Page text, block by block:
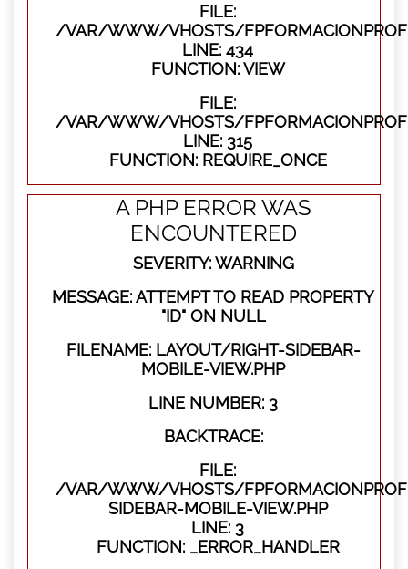
FILE:
/VAR/WWW/VHOSTS/
LINE: 434
FUNCTION: VIEW
FILE:
/VAR/WWW/VHOSTS/
LINE: 315
FUNCTION: REQUIRE_ONCE
A PHP ERROR WAS
ENCOUNTERED
SEVERITY: WARNING
MESSAGE: ATTEMPT TO READ PROPERTY
"ID" ON NULL
FILENAME: LAYOUT/RIGHT-SIDEBAR-
MOBILE-VIEW.PHP
LINE NUMBER: 3
BACKTRACE:
FILE:
/VAR/WWW/VHOSTS/
SIDEBAR-MOBILE-VIEW.PHP
LINE: 3
FUNCTION: _ERROR_HANDLER